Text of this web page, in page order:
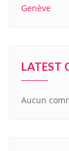
Genève
LATEST
Aucun